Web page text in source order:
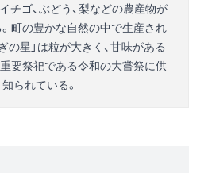
チゴ、ぶどう、梨などの農産物が
町の豊かな自然の中で生産され
の星」は粒が大きく、甘味がある
要祭祀である令和の大嘗祭に供
られている。